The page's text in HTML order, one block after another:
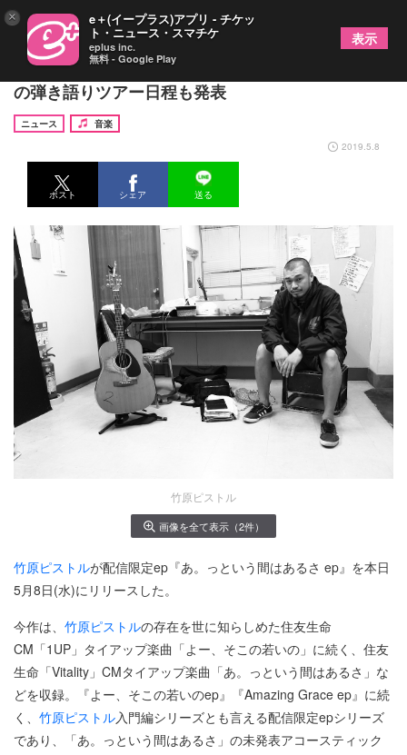
竹原ピストル 話題のCMソングが音源化、7月から
の弾き語りツアー日程も発表
ニュース
音楽
2019.5.8
ポスト シェア 送る
竹原ピストル
画像を全て表示（2件）
竹原ピストルが配信限定ep『あ。っという間はあるさ ep』を本日
5月8日(水)にリリースした。
今作は、 竹原ピストルの存在を世に知らしめた住友生命
CM「1UP」タイアップ楽曲「よー、そこの若いの」に続く、住友
生命「Vitality」CMタイアップ楽曲「あ。っという間はあるさ」な
どを収録。『よー、そこの若いのep』『Amazing Grace ep』に続
く、 竹原ピストル入門編シリーズとも言える配信限定epシリーズ
であり、「あ。っという間はあるさ」の未発表アコースティック
× e＋(イープラス)アプリ - チケッ
ト・ニュース・スマチケ
eplus inc.
無料 - Google Play
表示